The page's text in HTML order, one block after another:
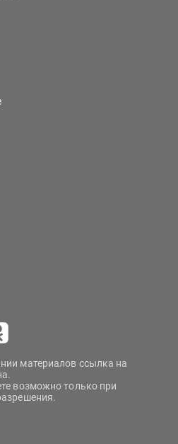
материалов ссылка на
возможно только при